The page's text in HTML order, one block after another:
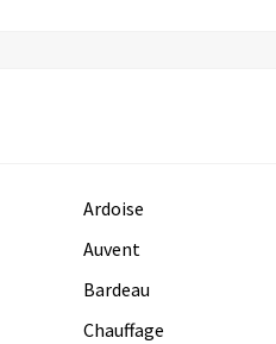
Ardoise
Auvent
Bardeau
Chauffage